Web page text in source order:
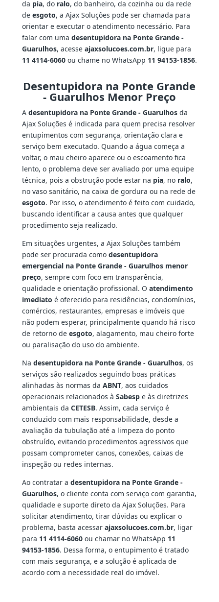
da pia, do ralo, do banheiro, da cozinha ou da rede
de esgoto, a Ajax Soluções pode ser chamada para
orientar e executar o atendimento necessário. Para
falar com uma desentupidora na Ponte Grande -
Guarulhos, acesse ajaxsolucoes.com.br, ligue para
11 4114-6060ou chame no WhatsApp 11 94153-1856.
Desentupidora na Ponte Grande
- Guarulhos Menor Preço
A desentupidora na Ponte Grande - Guarulhosda
Ajax Soluções é indicada para quem precisa resolver
entupimentos com segurança, orientação clara e
serviço bem executado. Quando a água começa a
voltar, o mau cheiro aparece ou o escoamento fica
lento, o problema deve ser avaliado por uma equipe
técnica, pois a obstrução pode estar na pia, no ralo,
no vaso sanitário, na caixa de gordura ou na rede de
esgoto. Por isso, o atendimento é feito com cuidado,
buscando identificar a causa antes que qualquer
procedimento seja realizado.
Em situações urgentes, a Ajax Soluções também
pode ser procurada como desentupidora
emergencial na Ponte Grande - Guarulhos menor
preço, sempre com foco em transparência,
qualidade e orientação profissional. O atendimento
imediato é oferecido para residências, condomínios,
comércios, restaurantes, empresas e imóveis que
não podem esperar, principalmente quando há risco
de retorno de esgoto, alagamento, mau cheiro forte
ou paralisação do uso do ambiente.
Na desentupidora na Ponte Grande - Guarulhos, os
serviços são realizados seguindo boas práticas
alinhadas às normas da ABNT, aos cuidados
operacionais relacionados à Sabespe às diretrizes
ambientais da CETESB. Assim, cada serviço é
conduzido com mais responsabilidade, desde a
avaliação da tubulação até a limpeza do ponto
obstruído, evitando procedimentos agressivos que
possam comprometer canos, conexões, caixas de
inspeção ou redes internas.
Ao contratar a desentupidora na Ponte Grande -
Guarulhos, o cliente conta com serviço com garantia,
qualidade e suporte direto da Ajax Soluções. Para
solicitar atendimento, tirar dúvidas ou explicar o
problema, basta acessar ajaxsolucoes.com.br, ligar
para 11 4114-6060ou chamar no WhatsApp 11
94153-1856. Dessa forma, o entupimento é tratado
com mais segurança, e a solução é aplicada de
acordo com a necessidade real do imóvel.